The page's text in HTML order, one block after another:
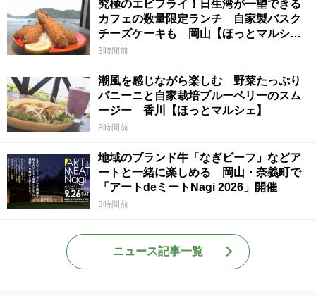
究極のエビフライ！日生湾が一望できる
カフェの数量限定ランチ 自家製バスク
チーズケーキも 岡山【ほっとマルシ
ェ】
3時間前
潮風を感じながら楽しむ 野菜たっぷり
パニーニと自家栽培ブルーベリーのスム
ージー 香川【ほっとマルシェ】
3時間前
地域のブランド牛「なぎビーフ」などア
ートと一緒に楽しめる 岡山・奈義町で
「アートdeミートNagi 2026」開催
3時間前
ニュース記事一覧